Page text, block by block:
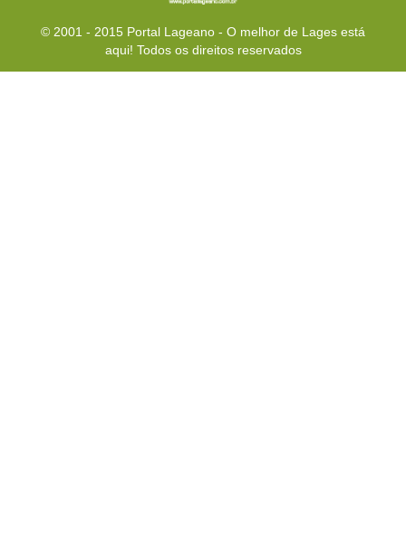
© 2001 - 2015 Portal Lageano - O melhor de Lages está
aqui! Todos os direitos reservados